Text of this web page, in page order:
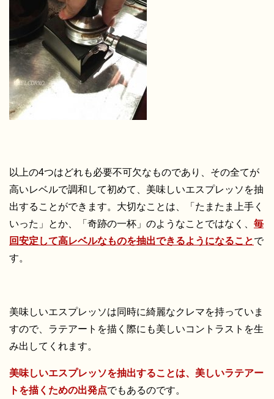
以上の4つはどれも必要不可欠なものであり、その全てが
高いレベルで調和して初めて、美味しいエスプレッソを抽
出することができます。大切なことは、「たまたま上手く
いった」とか、「奇跡の一杯」のようなことではなく、 毎
回安定して高レベルなものを抽出できるようになることで
す。
美味しいエスプレッソは同時に綺麗なクレマを持っていま
すので、ラテアートを描く際にも美しいコントラストを生
み出してくれます。
美味しいエスプレッソを抽出することは、美しいラテアー
トを描くための出発点でもあるのです。